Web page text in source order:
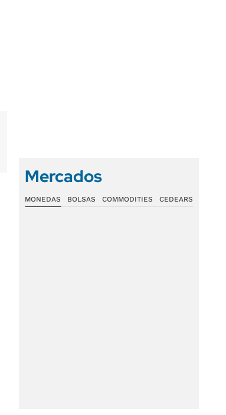
Mercados
MONEDAS BOLSAS COMMODITIES CEDEARS